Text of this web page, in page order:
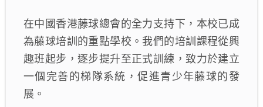
在中國香港藤球總會的全力支持下，本校已成
為藤球培訓的重點學校。我們的培訓課程從興
趣班起步，逐步提升至正式訓練，致力於建立
一個完善的梯隊系統，促進青少年藤球的發
展。